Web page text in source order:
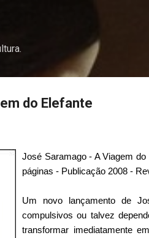
do Elefante
José Saramago - A Viagem
páginas - Publicação 2008 -
Um novo lançamento de
compulsivos ou talvez
transformar imediatamente